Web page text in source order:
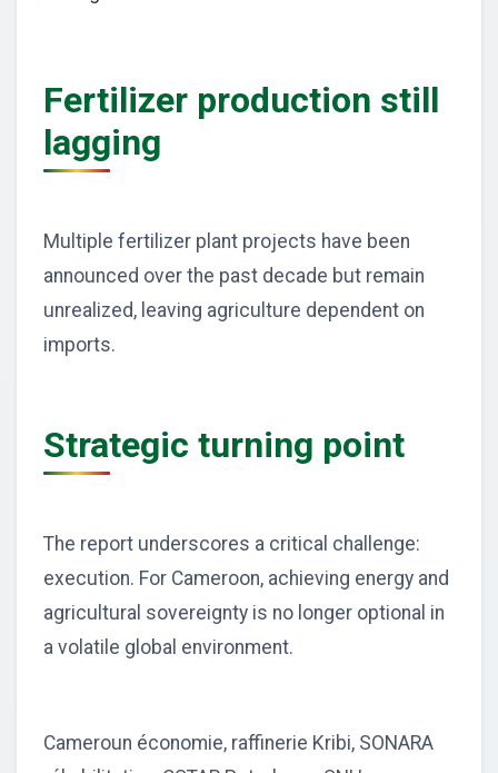
Fertilizer production still
lagging
Multiple fertilizer plant projects have been
announced over the past decade but remain
unrealized, leaving agriculture dependent on
imports.
Strategic turning point
The report underscores a critical challenge:
execution. For Cameroon, achieving energy and
agricultural sovereignty is no longer optional in
a volatile global environment.
Cameroun économie, raffinerie Kribi, SONARA